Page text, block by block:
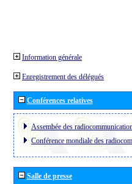
Information générale
Enregistrement des délégués
Conférences relatives
Assembée des
Conférence mondiale des
Salle de presse